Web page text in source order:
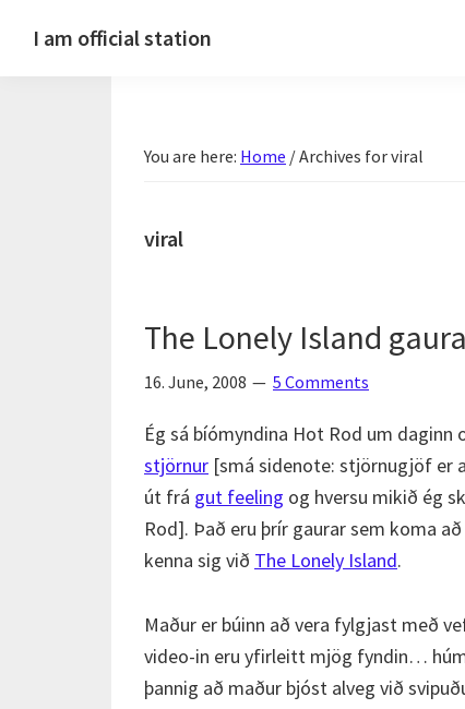
I am official station
You are here: Home /Archives for viral
viral
The Lonely Island
16. June, 2008 5 Comments
Ég sá bíómyndina Hot Rod um
stjörnur [smá sidenote: stjörnugjöf er
út frá gut feeling og hversu mikið ég
Rod]. Það eru þrír gaurar sem koma
kenna sig við The Lonely Island.
Maður er búinn að vera fylgjast með
video-in eru yfirleitt mjög fyndin…
þannig að maður bjóst alveg við